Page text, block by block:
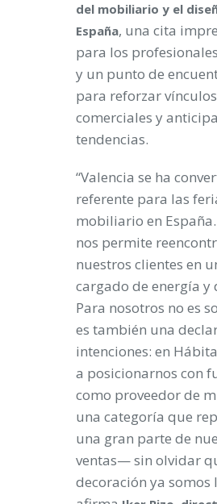
del mobiliario y el
España, una cita
para los
y un punto de
para reforzar vínculos
comerciales y
tendencias.
“Valencia se ha
referente para las
mobiliario en
nos permite
nuestros clientes en
cargado de energía y
Para nosotros no es
es también una
intenciones: en
a posicionarnos con
como proveedor de
una categoría que
una gran parte de
ventas— sin olvidar
decoración ya somos